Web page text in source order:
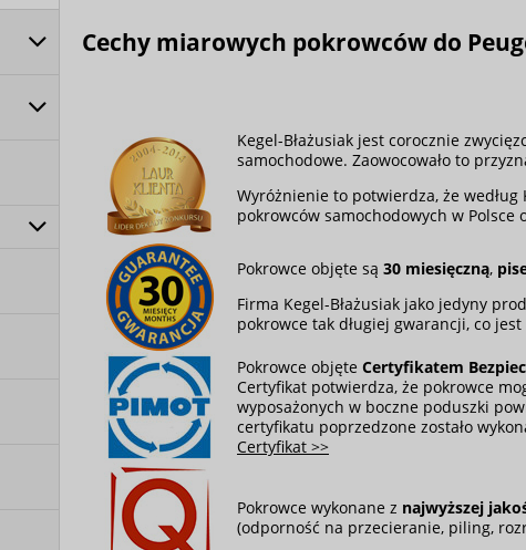
Cechy miarowych pokrowców do
Kegel-Błażusiak jest corocznie
samochodowe. Zaowocowało to
Wyróżnienie to potwierdza, że
pokrowców samochodowych w
Pokrowce objęte są 30 miesięczną,
Firma Kegel-Błażusiak jako jedyny
pokrowce tak długiej gwarancji, co
Pokrowce objęte Certyfikatem
Certyfikat potwierdza, że pokrowce
wyposażonych w boczne poduszki
certyfikatu poprzedzone zostało
Certyfikat >>
Pokrowce wykonane z najwyższej
(odporność na przecieranie, piling,